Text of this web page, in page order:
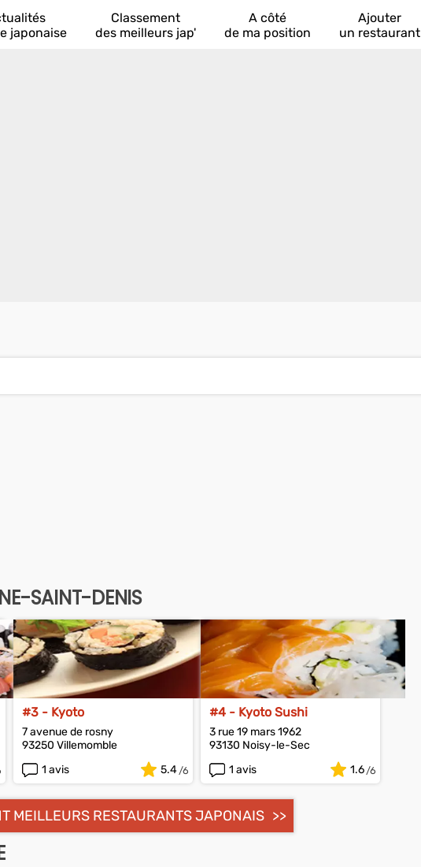
japonaise
Classement
des meilleurs jap'
A côté
de ma position
Ajouter
un restaurant
SAINT-DENIS
#3 - Kyoto
7 avenue de rosny
93250 Villemomble
1 avis
5.4
#4 - Kyoto Sushi
3 rue 19 mars 1962
93130 Noisy-le-Sec
1 avis
1.6
MEILLEURS RESTAURANTS JAPONAIS